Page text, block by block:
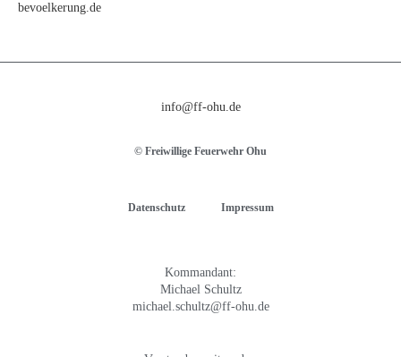
bevoelkerung.de
info@ff-ohu.de
© Freiwillige Feuerwehr Ohu
Datenschutz Impressum
Kommandant:
Michael Schultz
michael.schultz@ff-ohu.de